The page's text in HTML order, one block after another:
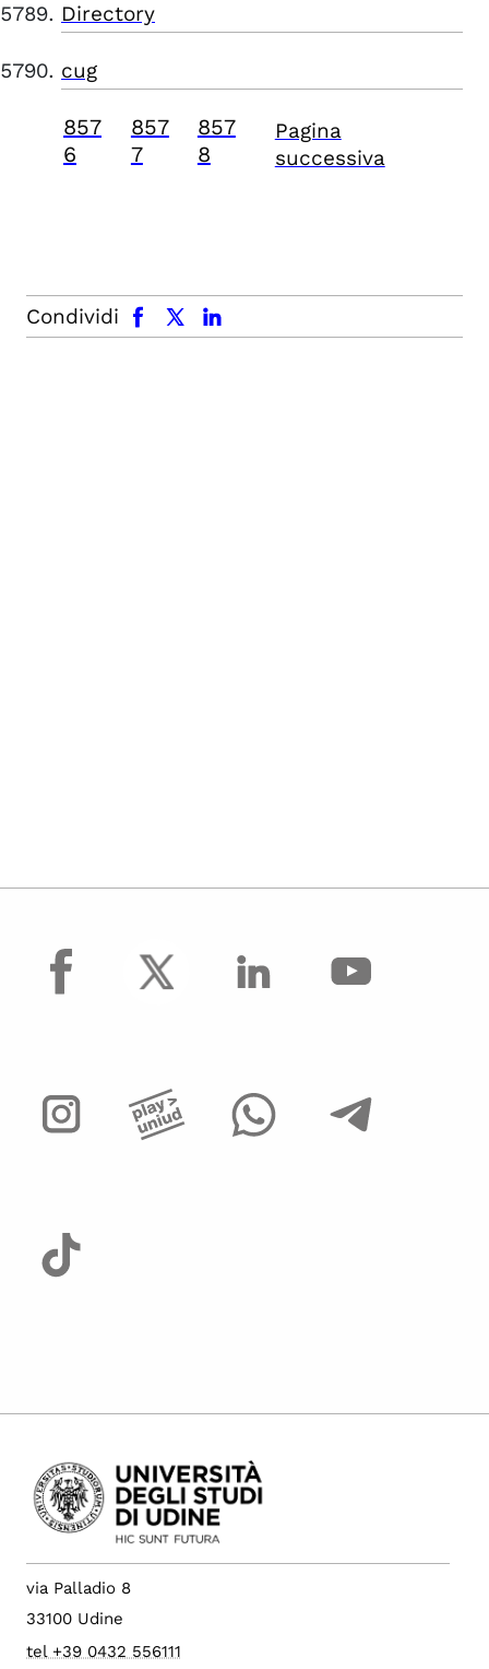
Directory
cug
857
6
857
7
857
8
Pagina
successiva
Condividi
facebook x.com linkedin
facebook
via Palladio 8
33100 Udine
tel +39 0432 556111